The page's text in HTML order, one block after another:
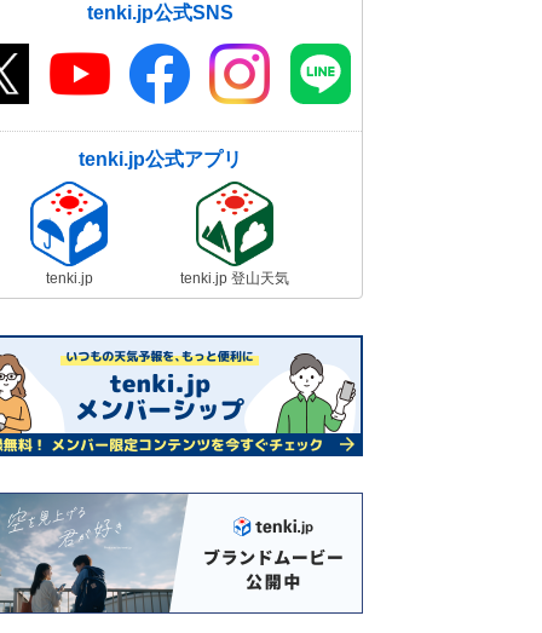
tenki.jp公式SNS
tenki.jp公式アプリ
tenki.jp tenki.jp 登山天気